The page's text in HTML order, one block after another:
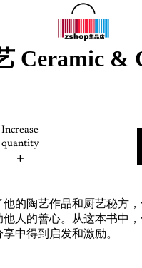
Ceramic &
Increase
quantity
的陶艺作品和厨艺秘方，
人的善心。从这本书中
中得到启发和激励。